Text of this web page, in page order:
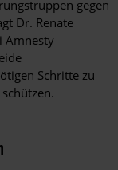
gegen
Dr. Renate
Amnesty
Schritte zu